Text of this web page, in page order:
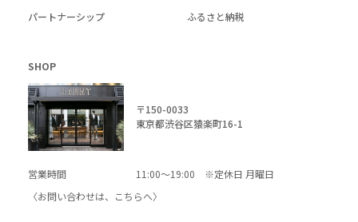
パートナーシップ
ふるさと納税
SHOP
〒150-0033
東京都渋谷区猿楽町16-1
営業時間
11:00～19:00 ※定休日 月曜日
〈お問い合わせは、
こちらへ〉